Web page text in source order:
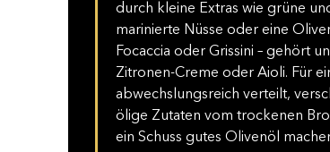
durch kleine Extras wie grüne
marinierte Nüsse oder eine
Focaccia oder Grissini – gehört
Zitronen-Creme oder Aioli. Für
abwechslungsreich verteilt,
ölige Zutaten vom trockenen
ein Schuss gutes Olivenöl